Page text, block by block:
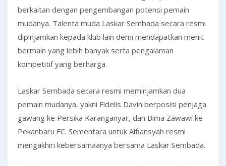
berkaitan dengan pengembangan potensi pemain
mudanya. Talenta muda Laskar Sembada secara resmi
dipinjamkan kepada klub lain demi mendapatkan menit
bermain yang lebih banyak serta pengalaman
kompetitif yang berharga.
Laskar Sembada secara resmi meminjamkan dua
pemain mudanya, yakni Fidelis Davin berposisi penjaga
gawang ke Persika Karanganyar, dan Bima Zawawi ke
Pekanbaru FC. Sementara untuk Alfiansyah resmi
mengakhiri kebersamaanya bersama Laskar Sembada.